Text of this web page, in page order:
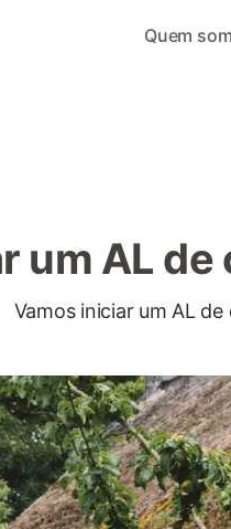
Quem
um AL de
Vamos iniciar um AL de